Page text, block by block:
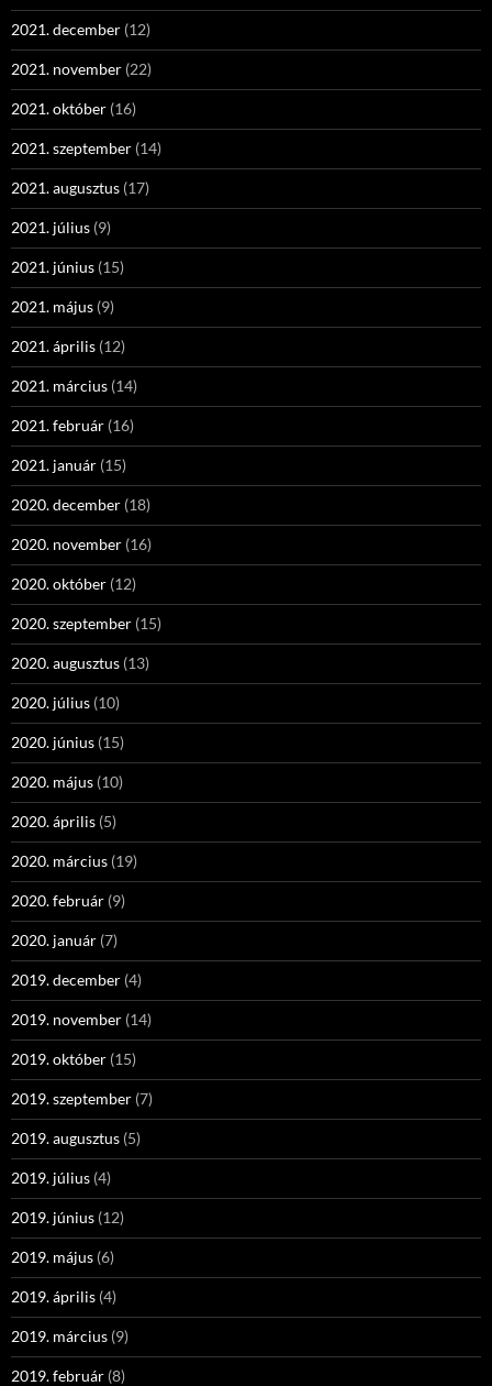
2021. december (12)
2021. november (22)
2021. október (16)
2021. szeptember (14)
2021. augusztus (17)
2021. július (9)
2021. június (15)
2021. május (9)
2021. április (12)
2021. március (14)
2021. február (16)
2021. január (15)
2020. december (18)
2020. november (16)
2020. október (12)
2020. szeptember (15)
2020. augusztus (13)
2020. július (10)
2020. június (15)
2020. május (10)
2020. április (5)
2020. március (19)
2020. február (9)
2020. január (7)
2019. december (4)
2019. november (14)
2019. október (15)
2019. szeptember (7)
2019. augusztus (5)
2019. július (4)
2019. június (12)
2019. május (6)
2019. április (4)
2019. március (9)
2019. február (8)